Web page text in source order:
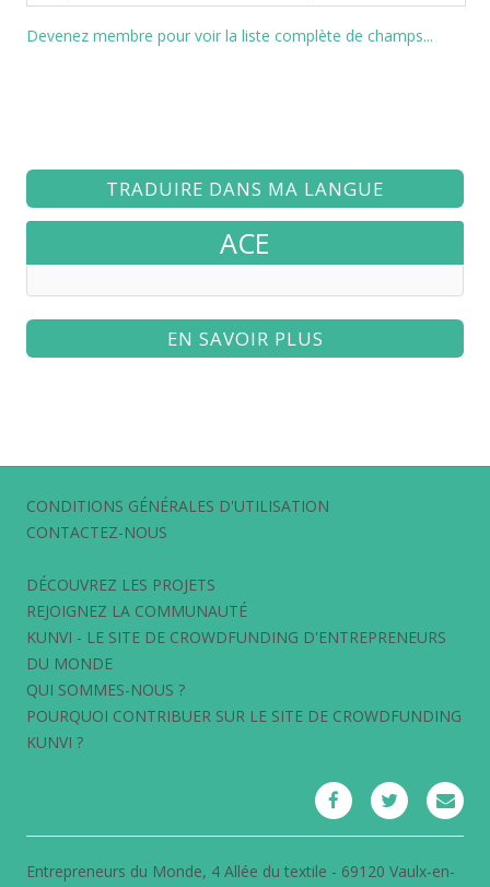
Devenez membre pour voir la liste complète de champs...
TRADUIRE DANS MA LANGUE
ACE
EN SAVOIR PLUS
CONDITIONS GÉNÉRALES D'UTILISATION
CONTACTEZ-NOUS
DÉCOUVREZ LES PROJETS
REJOIGNEZ LA COMMUNAUTÉ
KUNVI - LE SITE DE CROWDFUNDING D'ENTREPRENEURS
DU MONDE
QUI SOMMES-NOUS ?
POURQUOI CONTRIBUER SUR LE SITE DE CROWDFUNDING
KUNVI ?
Entrepreneurs du Monde, 4 Allée du textile - 69120 Vaulx-en-